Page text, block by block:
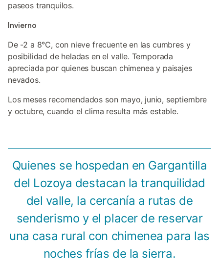
paseos tranquilos.
Invierno
De -2 a 8°C, con nieve frecuente en las cumbres y
posibilidad de heladas en el valle. Temporada
apreciada por quienes buscan chimenea y paisajes
nevados.
Los meses recomendados son mayo, junio, septiembre
y octubre, cuando el clima resulta más estable.
Quienes se hospedan en Gargantilla
del Lozoya destacan la tranquilidad
del valle, la cercanía a rutas de
senderismo y el placer de reservar
una casa rural con chimenea para las
noches frías de la sierra.